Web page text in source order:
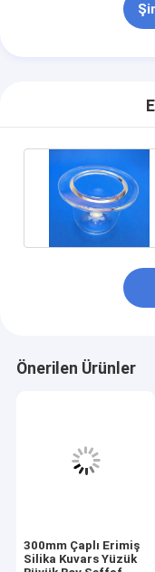
Önerilen Ürünler
300mm Çaplı Erimiş
Silika Kuvars Yüzük